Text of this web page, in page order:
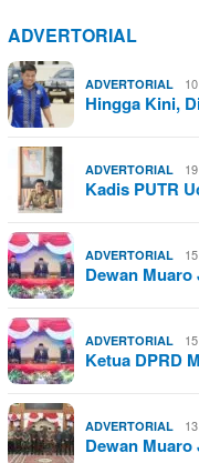
ADVERTORIAL
ADVERTORIAL
Hingga Kini,
ADVERTORIAL
Kadis PUTR
ADVERTORIAL
Dewan
ADVERTORIAL
Ketua DPRD
ADVERTORIAL
Dewan